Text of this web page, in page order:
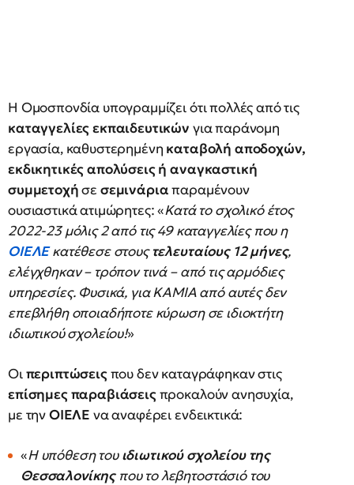
Η Ομοσπονδία υπογραμμίζει ότι πολλές από τις
καταγγελίες εκπαιδευτικών για παράνομη
εργασία, καθυστερημένη καταβολή αποδοχών,
εκδικητικές απολύσεις ή αναγκαστική
συμμετοχήσε σεμινάριαπαραμένουν
ουσιαστικά ατιμώρητες: «Κατά το σχολικό έτος
2022-23 μόλις 2 από τις 49 καταγγελίες που η
ΟΙΕΛΕκατέθεσε στουςτελευταίους 12 μήνες,
ελέγχθηκαν – τρόπον τινά – από τις αρμόδιες
υπηρεσίες. Φυσικά, για ΚΑΜΙΑ από αυτές δεν
επεβλήθη οποιαδήποτε κύρωση σε ιδιοκτήτη
ιδιωτικού σχολείου!»
Οιπεριπτώσειςπου δεν καταγράφηκαν στις
επίσημες παραβιάσειςπροκαλούν ανησυχία,
με τηνΟΙΕΛΕ να αναφέρει ενδεικτικά:
«Η υπόθεση τουιδιωτικού σχολείου της
Θεσσαλονίκης που το λεβητοστάσιό του